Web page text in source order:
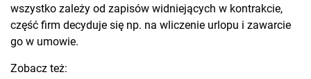
wszystko zależy od zapisów widniejących w kontrakcie,
część firm decyduje się np. na wliczenie urlopu i zawarcie
go w umowie.
Zobacz też: